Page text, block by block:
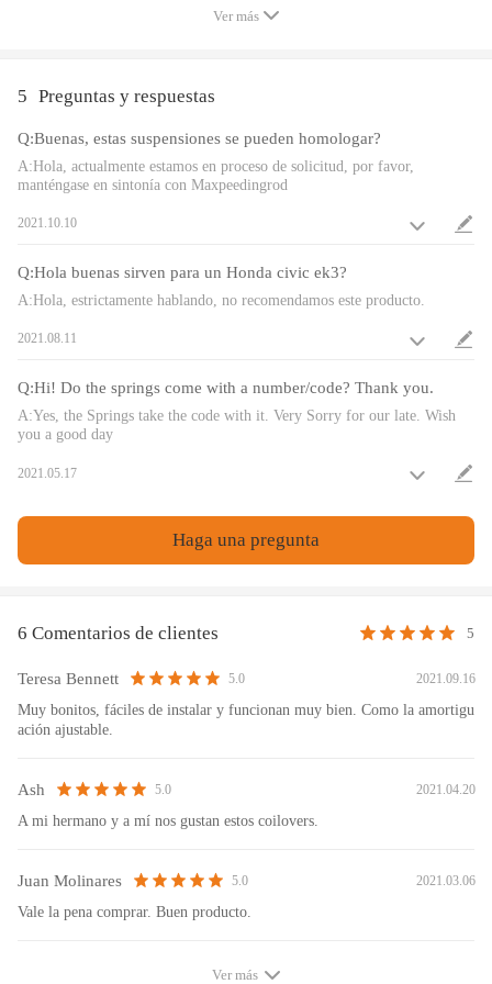
arandelas que ya están incluidas en nuestro paquete.
Aviso: El kit de amortiguadores roscados "bajará su
automóvil" y no mantendrá la altura de manejo
Amortiguación ajustable: Disponible, 24 niveles de
rebote
Altura ajustable: Sí, bajando de 25 a 75 mm según el
Montaje superior delantero y trasero: Goma estándar
Camber ajustable: No disponible
Flexibilidad de muelle trasero: 5 kg/mm ​​(280 lb/in)
Diámetro interior del muelle trasero: 70,5 mm
Longitud del muelle delantero: 180 mm
Precarga recomendada del muelle: 7-10 mm
Características:
precarga, Ahorra 3 - 4 horas de tiempo de
Ver más
5 Preguntas y respuestas
Q:Buenas, estas suspensiones se pueden homologar?
A:Hola, actualmente estamos en proceso de solicitud, por favor,
manténgase en sintonía con Maxpeedingrod
2021.10.10
Q:Hola buenas sirven para un Honda civic ek3?
A:Hola, estrictamente hablando, no recomendamos este producto.
2021.08.11
Q:Hi! Do the springs come with a number/code? Thank you.
A:Yes, the Springs take the code with it. Very Sorry for our late. Wish
you a good day
2021.05.17
Haga una pregunta
6 Comentarios de clientes 5
Teresa Bennett 5.0 2021.09.16
Muy bonitos, fáciles de instalar y funcionan muy bien. Como la amortigu
ación ajustable.
Ash 5.0 2021.04.20
A mi hermano y a mí nos gustan estos coilovers.
Juan Molinares 5.0 2021.03.06
Vale la pena comprar. Buen producto.
Ver más